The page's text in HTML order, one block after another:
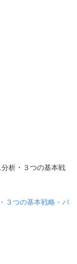
析・３つの基本戦
３つの基本戦略・バ